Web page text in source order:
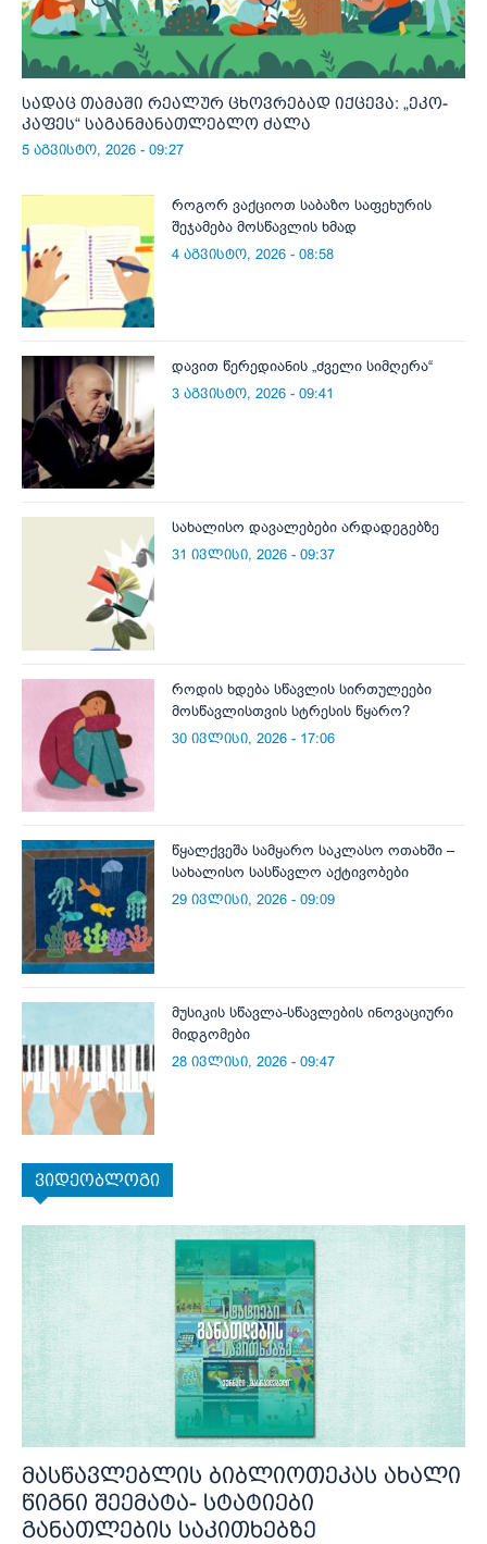
სადაც თამაში რეალურ ცხოვრებად იქცევა: „ეკო-
კაფეს“ საგანმანათლებლო ძალა
5 აგვისტო, 2026 - 09:27
როგორ ვაქციოთ საბაზო საფეხურის
შეჯამება მოსწავლის ხმად
4 აგვისტო, 2026 - 08:58
დავით წერედიანის „ძველი სიმღერა“
3 აგვისტო, 2026 - 09:41
სახალისო დავალებები არდადეგებზე
31 ივლისი, 2026 - 09:37
როდის ხდება სწავლის სირთულეები
მოსწავლისთვის სტრესის წყარო?
30 ივლისი, 2026 - 17:06
წყალქვეშა სამყარო საკლასო ოთახში –
სახალისო სასწავლო აქტივობები
29 ივლისი, 2026 - 09:09
მუსიკის სწავლა-სწავლების ინოვაციური
მიდგომები
28 ივლისი, 2026 - 09:47
ვიდეობლოგი
მასწავლებლის ბიბლიოთეკას ახალი
წიგნი შეემატა- სტატიები
განათლების საკითხებზე